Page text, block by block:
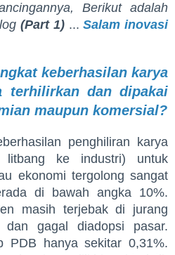
Berikut adalah
(Part 1)...Salam inovasi
keberhasilan karya
terhilirkan dan dipakai
maupun komersial?
penghiliran karya
litbang ke industri) untuk
ekonomi tergolong sangat
di bawah angka 10%.
masih terjebak di jurang
dan gagal diadopsi pasar.
PDB hanya sekitar 0,31%.